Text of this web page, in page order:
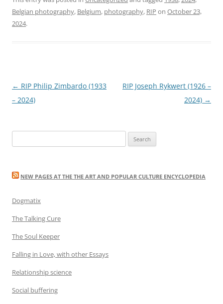
Belgian photography, Belgium, photography, RIP on October 23,
2024.
Post
navigation
← RIP Philip Zimbardo (1933
– 2024)
RIP Joseph Rykwert (1926 –
2024) →
for:
NEW PAGES AT THE THE ART AND POPULAR CULTURE ENCYCLOPEDIA
Dogmatix
The Talking Cure
The Soul Keeper
Falling in Love, with other Essays
Relationship science
Social buffering